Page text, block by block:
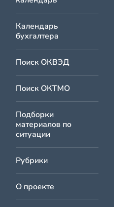
Календарь
бухгалтера
Поиск ОКВЭД
Поиск ОКТМО
Подборки
материалов по
ситуации
Рубрики
О проекте